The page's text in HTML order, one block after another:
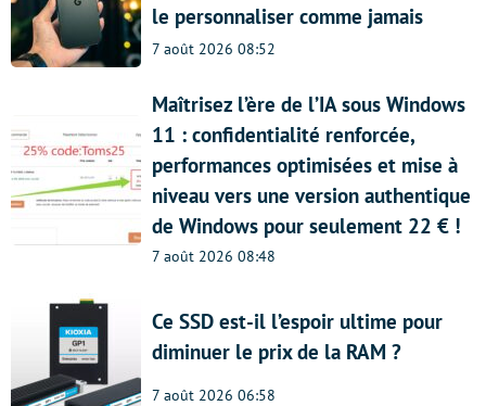
le personnaliser comme jamais
7 août 2026 08:52
Maîtrisez l’ère de l’IA sous Windows
11 : confidentialité renforcée,
performances optimisées et mise à
niveau vers une version authentique
de Windows pour seulement 22 € !
7 août 2026 08:48
Ce SSD est-il l’espoir ultime pour
diminuer le prix de la RAM ?
7 août 2026 06:58